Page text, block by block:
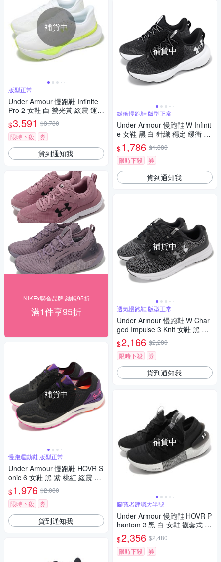
補貨中
版型正常
Under Armour 慢跑鞋 Infinite
Pro 2 女鞋 白 螢光黃 緩震 運動
鞋 UA 3028177102
$3,591 $3,780
限時下殺
券
貨到通知我
NIKEx聯合品牌 結帳95折
滿1件享95折
補貨中
慢跑運動鞋 版型正常
Under Armour 慢跑鞋 HOVR S
onic 6 女鞋 黑 紫 桃紅 緩震 透
氣 運動鞋 UA 3026128002
$1,976 $2,080
限時下殺
券
貨到通知我
補貨中
緩衝慢跑鞋 版型正常
Under Armour 慢跑鞋 W Infinit
e 女鞋 黑 白 針織 穩定 緩衝 運
動鞋 UA 3027524001
$1,786 $1,880
限時下殺
券
貨到通知我
補貨中
透氣慢跑鞋 版型正常
Under Armour 慢跑鞋 W Char
ged Impulse 3 Knit 女鞋 黑 白
透氣 緩衝 運動鞋 UA 3026686
001
$2,166 $2,280
限時下殺
券
貨到通知我
補貨中
腳寬者建議大半號
Under Armour 慢跑鞋 HOVR P
hantom 3 黑 白 女鞋 襪套式 運
動鞋 UA 3025517001
$2,356 $2,480
限時下殺
券